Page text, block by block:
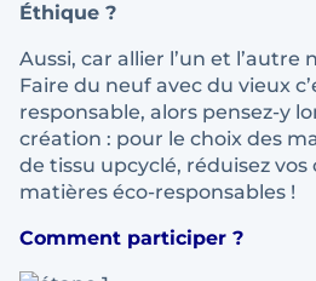
Éthique ?
Aussi, car allier l’un et l’autre
Faire du neuf avec du vieux
responsable, alors pensez-y
création : pour le choix des
de tissu upcyclé, réduisez
matières éco-responsables !
Comment participer ?